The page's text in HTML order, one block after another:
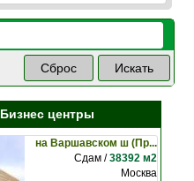
Бизнес центры
на Варшавском ш (Пр...
Сдам /38392 м2
Москва